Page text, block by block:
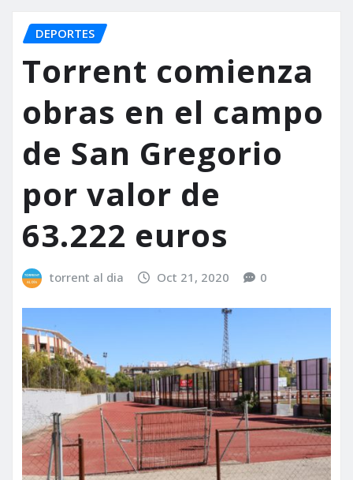
DEPORTES
Torrent comienza
obras en el campo
de San Gregorio
por valor de
63.222 euros
torrent al dia Oct 21, 2020 0